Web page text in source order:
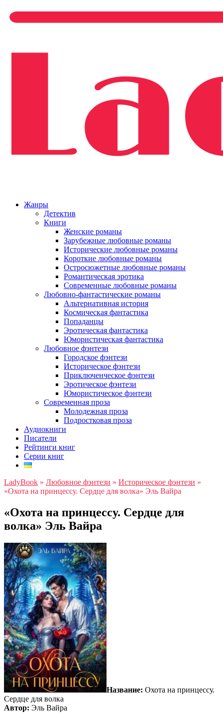
Жанры
Детектив
Книги
Женские романы
Зарубежные любовные романы
Исторические любовные романы
Короткие любовные романы
Остросюжетные любовные романы
Романтическая эротика
Современные любовные романы
Любовно-фантастические романы
Альтернативная история
Космическая фантастика
Попаданцы
Эротическая фантастика
Юмористическая фантастика
Любовное фэнтези
Городское фэнтези
Историческое фэнтези
Приключенческое фэнтези
Эротическое фэнтези
Юмористическое фэнтези
Современная проза
Молодежная проза
Подростковая проза
Аудиокниги
Писатели
Рейтинги книг
Серии книг
LadyBook » Любовное фэнтези » Историческое фэнтези »
«Охота на принцессу. Сердце для волка» Эль Вайра
«Охота на принцессу. Сердце для
волка» Эль Вайра
Название: Охота на принцессу.
Сердце для волка
Автор: Эль Вайра